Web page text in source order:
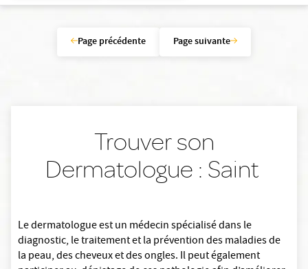
Page précédente Page suivante
Trouver son
Dermatologue : Saint
Le dermatologue est un médecin spécialisé dans le
diagnostic, le traitement et la prévention des maladies de
la peau, des cheveux et des ongles. Il peut également